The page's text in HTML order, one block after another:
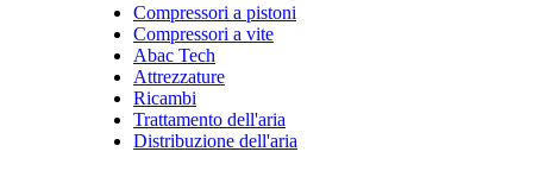
Compressori a pistoni
Compressori a vite
Abac Tech
Attrezzature
Ricambi
Trattamento dell'aria
Distribuzione dell'aria